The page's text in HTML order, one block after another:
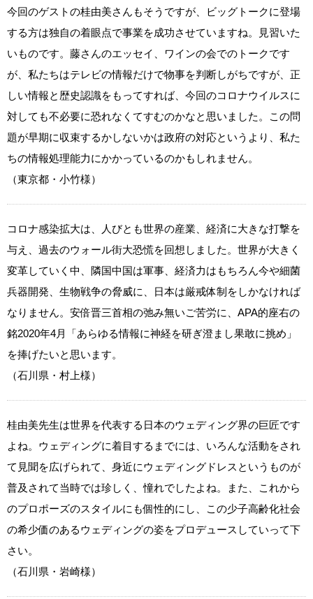
今回のゲストの桂由美さんもそうですが、ビッグトークに登場
する方は独自の着眼点で事業を成功させていますね。見習いた
いものです。藤さんのエッセイ、ワインの会でのトークです
が、私たちはテレビの情報だけで物事を判断しがちですが、正
しい情報と歴史認識をもってすれば、今回のコロナウイルスに
対しても不必要に恐れなくてすむのかなと思いました。この問
題が早期に収束するかしないかは政府の対応というより、私た
ちの情報処理能力にかかっているのかもしれません。
（東京都・小竹様）
コロナ感染拡大は、人びとも世界の産業、経済に大きな打撃を
与え、過去のウォール街大恐慌を回想しました。世界が大きく
変革していく中、隣国中国は軍事、経済力はもちろん今や細菌
兵器開発、生物戦争の脅威に、日本は厳戒体制をしかなければ
なりません。安倍晋三首相の弛み無いご苦労に、APA的座右の
銘2020年4月「あらゆる情報に神経を研ぎ澄まし果敢に挑め」
を捧げたいと思います。
（石川県・村上様）
桂由美先生は世界を代表する日本のウェディング界の巨匠です
よね。ウェディングに着目するまでには、いろんな活動をされ
て見聞を広げられて、身近にウェディングドレスというものが
普及されて当時では珍しく、憧れでしたよね。また、これから
のプロポーズのスタイルにも個性的にし、この少子高齢化社会
の希少価のあるウェディングの姿をプロデュースしていって下
さい。
（石川県・岩崎様）